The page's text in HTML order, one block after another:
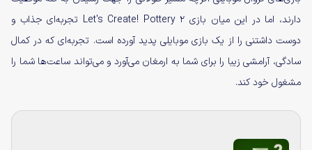
دارند، اما در این میان بازی Let's Create! Pottery 2 تجربه‌ای جذاب و
دوست داشتنی را از یک بازی موبایلی پدید آورده است. تجربه‌ای که در کمال
سادگی، آرامشی زیبا را برای شما به ارمغان می‌آورد و می‌تواند ساعت‌ها شما را
مشغول خود کند.